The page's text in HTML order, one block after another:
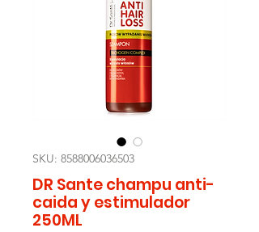
SKU: 8588006036503
DR Sante champu anti-
caida y estimulador
250ML